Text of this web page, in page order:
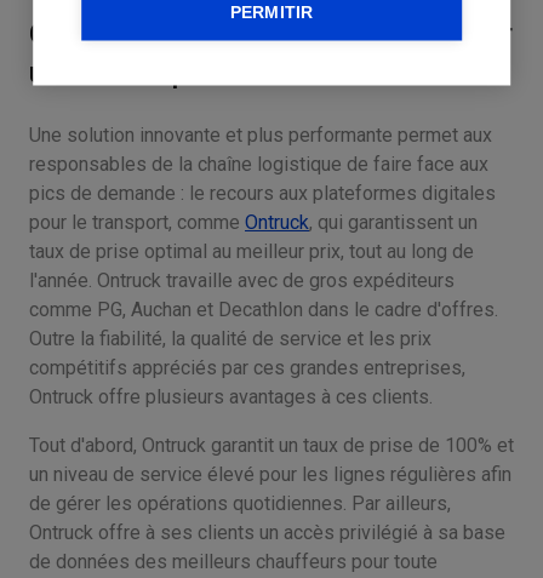
PERMITIR
Ontruck, une plateforme digitale pour
un taux de prise de 100%
Une solution innovante et plus performante permet aux
responsables de la chaîne logistique de faire face aux
pics de demande : le recours aux plateformes digitales
pour le transport, comme Ontruck, qui garantissent un
taux de prise optimal au meilleur prix, tout au long de
l'année. Ontruck travaille avec de gros expéditeurs
comme PG, Auchan et Decathlon dans le cadre d'offres.
Outre la fiabilité, la qualité de service et les prix
compétitifs appréciés par ces grandes entreprises,
Ontruck offre plusieurs avantages à ces clients.
Tout d'abord, Ontruck garantit un taux de prise de 100% et
un niveau de service élevé pour les lignes régulières afin
de gérer les opérations quotidiennes. Par ailleurs,
Ontruck offre à ses clients un accès privilégié à sa base
de données des meilleurs chauffeurs pour toute